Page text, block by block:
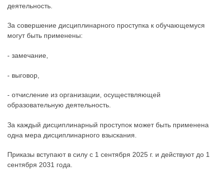
деятельность.
За совершение дисциплинарного проступка к обучающемуся
могут быть применены:
- замечание,
- выговор,
- отчисление из организации, осуществляющей
образовательную деятельность.
За каждый дисциплинарный проступок может быть применена
одна мера дисциплинарного взыскания.
Приказы вступают в силу с 1 сентября 2025 г. и действуют до 1
сентября 2031 года.